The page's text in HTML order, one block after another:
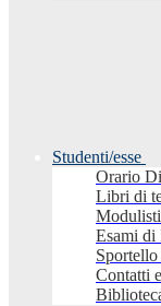
Studenti/esse
Orario
Libri di
Esami di
Contatti